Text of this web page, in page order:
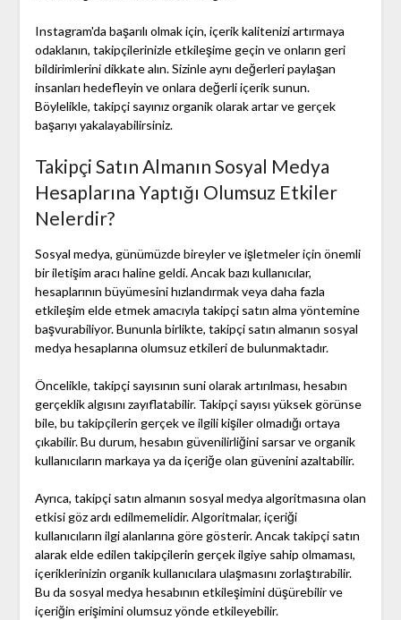
Instagram'da başarılı olmak için, içerik kalitenizi artırmaya
odaklanın, takipçilerinizle etkileşime geçin ve onların geri
bildirimlerini dikkate alın. Sizinle aynı değerleri paylaşan
insanları hedefleyin ve onlara değerli içerik sunun.
Böylelikle, takipçi sayınız organik olarak artar ve gerçek
başarıyı yakalayabilirsiniz.
Takipçi Satın Almanın Sosyal Medya
Hesaplarına Yaptığı Olumsuz Etkiler
Nelerdir?
Sosyal medya, günümüzde bireyler ve işletmeler için önemli
bir iletişim aracı haline geldi. Ancak bazı kullanıcılar,
hesaplarının büyümesini hızlandırmak veya daha fazla
etkileşim elde etmek amacıyla takipçi satın alma yöntemine
başvurabiliyor. Bununla birlikte, takipçi satın almanın sosyal
medya hesaplarına olumsuz etkileri de bulunmaktadır.
Öncelikle, takipçi sayısının suni olarak artırılması, hesabın
gerçeklik algısını zayıflatabilir. Takipçi sayısı yüksek görünse
bile, bu takipçilerin gerçek ve ilgili kişiler olmadığı ortaya
çıkabilir. Bu durum, hesabın güvenilirliğini sarsar ve organik
kullanıcıların markaya ya da içeriğe olan güvenini azaltabilir.
Ayrıca, takipçi satın almanın sosyal medya algoritmasına olan
etkisi göz ardı edilmemelidir. Algoritmalar, içeriği
kullanıcıların ilgi alanlarına göre gösterir. Ancak takipçi satın
alarak elde edilen takipçilerin gerçek ilgiye sahip olmaması,
içeriklerinizin organik kullanıcılara ulaşmasını zorlaştırabilir.
Bu da sosyal medya hesabının etkileşimini düşürebilir ve
içeriğin erişimini olumsuz yönde etkileyebilir.